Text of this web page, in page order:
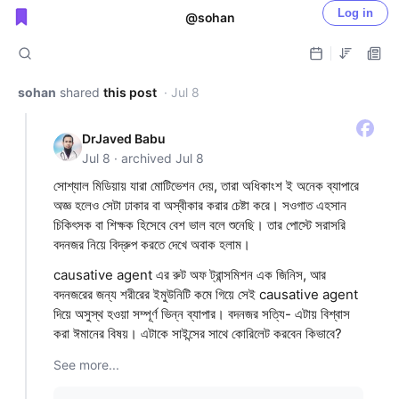
@sohan Log in
Public shared posts
sohan shared this post · Jul 8
DrJaved Babu
Jul 8 · archived Jul 8
সোশ্যাল মিডিয়ায় যারা মোটিভেশন দেয়, তারা অধিকাংশ ই অনেক ব্যাপারে
অজ্ঞ হলেও সেটা ঢাকার বা অস্বীকার করার চেষ্টা করে। সওগাত এহসান
চিকিৎসক বা শিক্ষক হিসেবে বেশ ভাল বলে শুনেছি। তার পোস্টে সরাসরি
বদনজর নিয়ে বিদ্রুপ করতে দেখে অবাক হলাম।
causative agent এর রুট অফ ট্রান্সমিশন এক জিনিস, আর
বদনজরের জন্য শরীরের ইমুউনিটি কমে গিয়ে সেই causative agent
দিয়ে অসুস্থ হওয়া সম্পূর্ণ ভিন্ন ব্যাপার। বদনজর সত্যি- এটায় বিশ্বাস
করা ঈমানের বিষয়। এটাকে সাইন্সের সাথে কোরিলেট করবেন কিভাবে?
See more...